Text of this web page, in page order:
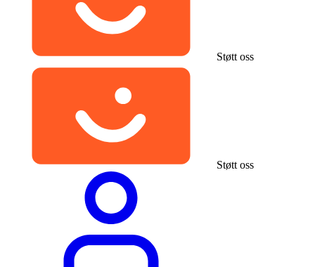
Støtt oss
Støtt oss